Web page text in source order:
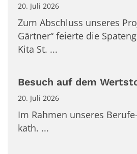
20. Juli 2026
Zum Abschluss unseres
Gärtner“ feierte die
Kita St. ...
Besuch auf dem
20. Juli 2026
Im Rahmen unseres
kath. ...